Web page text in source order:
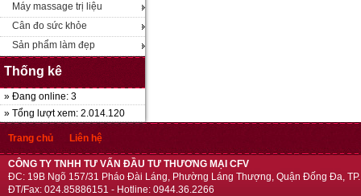
Máy massage trị liệu
Cân đo sức khỏe
Sản phẩm làm đẹp
Thống kê
» Đang online: 3
» Tổng lượt xem: 2.014.120
Trang chủ Liên hệ
CÔNG TY TNHH TƯ VẤN ĐẦU TƯ THƯƠNG MẠI CFV
ĐC: 19B Ngõ 157/31 Pháo Đài Láng, Phường Láng Thượng, Quận Đống Đa,
ĐT/Fax: 024.85886151 - Hotline: 0944.36.2266